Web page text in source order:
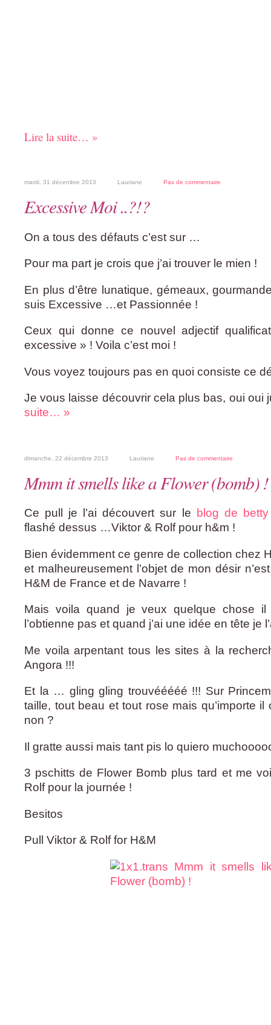
Lire la suite… »
mardi, 31 décembre 2013 Lauriane Pas de commentaire
Excessive Moi ..?!?
On a tous des défauts c’est sur …
Pour ma part je crois que j’ai trouver le mien !
En plus d’être lunatique, gémeaux,
suis Excessive …et Passionnée !
Ceux qui donne ce nouvel adjectif
excessive » ! Voila c’est moi !
Vous voyez toujours pas en quoi consiste ce
Je vous laisse découvrir cela plus bas, oui oui
suite… »
dimanche, 22 décembre 2013 Lauriane Pas de commentaire
Mmm it smells like a Flower (bomb) !
Ce pull je l’ai découvert sur le
blog de
flashé dessus …Viktor & Rolf pour h&m !
Bien évidemment ce genre de collection chez
et malheureusement l’objet de mon désir
H&M de France et de Navarre !
Mais voila quand je veux quelque chose
l’obtienne pas et quand j’ai une idée en tête je
Me voila arpentant tous les sites à la
Angora !!!
Et la … gling gling trouvééééé !!! Sur
taille, tout beau et tout rose mais qu’importe
non ?
Il gratte aussi mais tant pis lo quiero
3 pschitts de Flower Bomb plus tard et me
Rolf pour la journée !
Besitos
Pull Viktor & Rolf for H&M